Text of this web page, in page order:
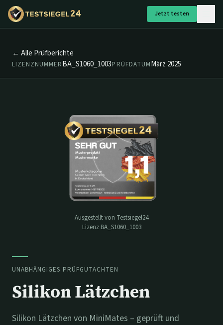
Jetzt testen
← Alle Prüfberichte
LIZENZNUMMERBA_S1060_1003PRÜFDATUMMärz 2025
Ausgestellt von Testsiegel24
Lizenz BA_S1060_1003
UNABHÄNGIGES PRÜFGUTACHTEN
Silikon Lätzchen
Silikon Lätzchen von MiniMates – geprüft und